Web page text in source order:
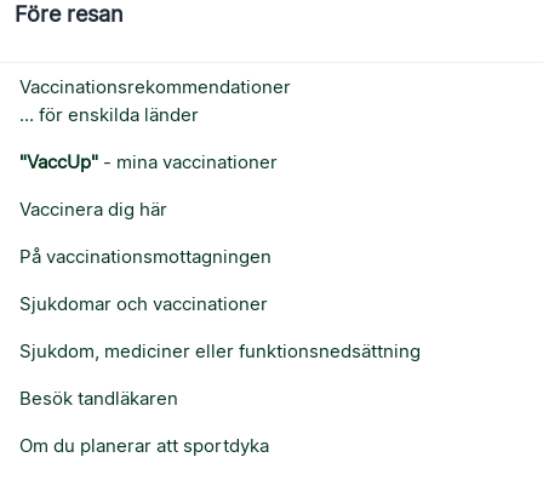
Före resan
Vaccinationsrekommendationer
... för enskilda länder
"VaccUp" - mina vaccinationer
Vaccinera dig här
På vaccinationsmottagningen
Sjukdomar och vaccinationer
Sjukdom, mediciner eller funktionsnedsättning
Besök tandläkaren
Om du planerar att sportdyka